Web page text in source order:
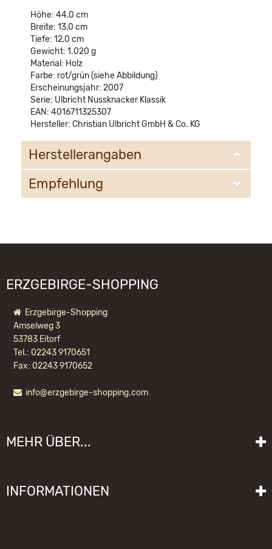
Höhe: 44,0 cm
Breite: 13,0 cm
Tiefe: 12,0 cm
Gewicht: 1.020 g
Material: Holz
Farbe: rot/grün (siehe Abbildung)
Erscheinungsjahr: 2007
Serie: Ulbricht Nussknacker Klassik
EAN: 4016711325307
Hersteller: Christian Ulbricht GmbH & Co. KG
Herstellerangaben
Christian Ulbricht GmbH & Co. KG
Empfehlung
ERZGEBIRGE-SHOPPING
Erzgebirge-Shopping
Amselweg 3
53783 Eitorf
Tel.: 02243 9170651
Fax: 02243 9170652
info@erzgebirge-shopping.com
MEHR ÜBER...
Lieferzeit
INFORMATIONEN